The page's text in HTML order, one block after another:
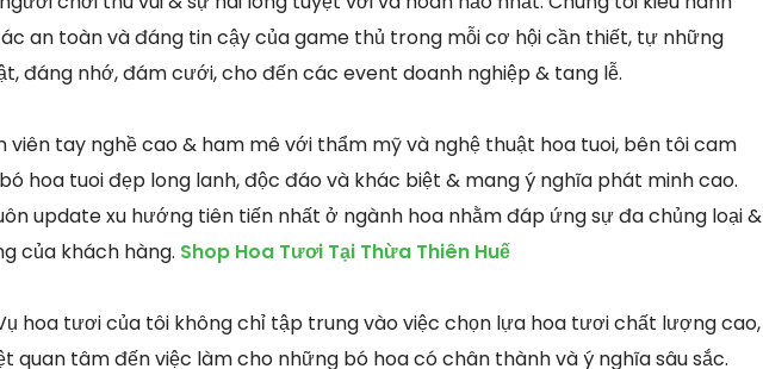
an toàn và đáng tin cậy của game thủ trong mỗi cơ hội cần thiết, tự những
đáng nhớ, đám cưới, cho đến các event doanh nghiệp & tang lễ.
viên tay nghề cao & ham mê với thẩm mỹ và nghệ thuật hoa tuoi, bên tôi cam
hoa tuoi đẹp long lanh, độc đáo và khác biệt & mang ý nghĩa phát minh cao.
update xu hướng tiên tiến nhất ở ngành hoa nhằm đáp ứng sự đa chủng loại &
của khách hàng. Shop Hoa Tươi Tại Thừa Thiên Huế
hoa tươi của tôi không chỉ tập trung vào việc chọn lựa hoa tươi chất lượng cao,
quan tâm đến việc làm cho những bó hoa có chân thành và ý nghĩa sâu sắc.